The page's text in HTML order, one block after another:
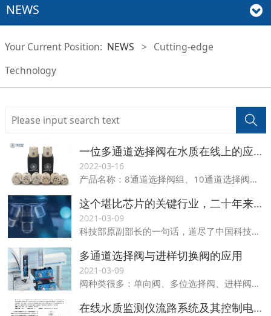
NEWS
Your Current Position: NEWS > Cutting-edge
Technology
一位多通道选择阀在水质在线上的应用
2022-03-16
产品名称：8通道选择阀组、10通道选择阀头 工作压力：气体140psi；液体250psi 工作电压：24VDC/1.5A 驱动方式：RS485/RS232 耐流体温度：100℃ 应用场景：水质在线监测仪、流动注射分析仪、固相萃取仪、色谱仪、医疗分析仪器等
这个堪比芯片的关键行业，二十年来不进反退，全中国没有一家能打的
2021-03-09
科技部原副部长的一句话，道尽了中国科技界的无奈。但科研仪器不能自主的后果才刚开始显现。
多通道选择阀与进样切换阀的应用
2021-03-09
阀种类很多：单向阀、多位选择阀、进样阀、隔膜阀等，下面介绍的以多位阀和进样阀为主。阀的构成：转子、定子、阀体阀指标：材质（不锈钢、PEEK、PTFE、PPS、PCTFE...很多）、温度（主要指的是gc阀）
在线水质监测仪流路系统及其控制电路设计